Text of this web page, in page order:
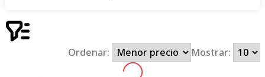
Ordenar: Mostrar: